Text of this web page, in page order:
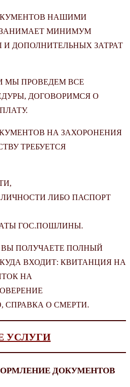
НАШИМИ
МИНИМУМ
ДОПОЛНИТЕЛЬНЫХ ЗАТРАТ
МЫ ПРОВЕДЕМ ВСЕ
ДОГОВОРИМСЯ О
НА ЗАХОРОНЕНИЯ
ТРЕБУЕТСЯ
ЛИБО ПАСПОРТ
ГОС.ПОШЛИНЫ.
ПОЛУЧАЕТЕ ПОЛНЫЙ
ВХОДИТ: КВИТАНЦИЯ НА
НА
СПРАВКА О СМЕРТИ.
УСЛУГИ
ДОКУМЕНТОВ